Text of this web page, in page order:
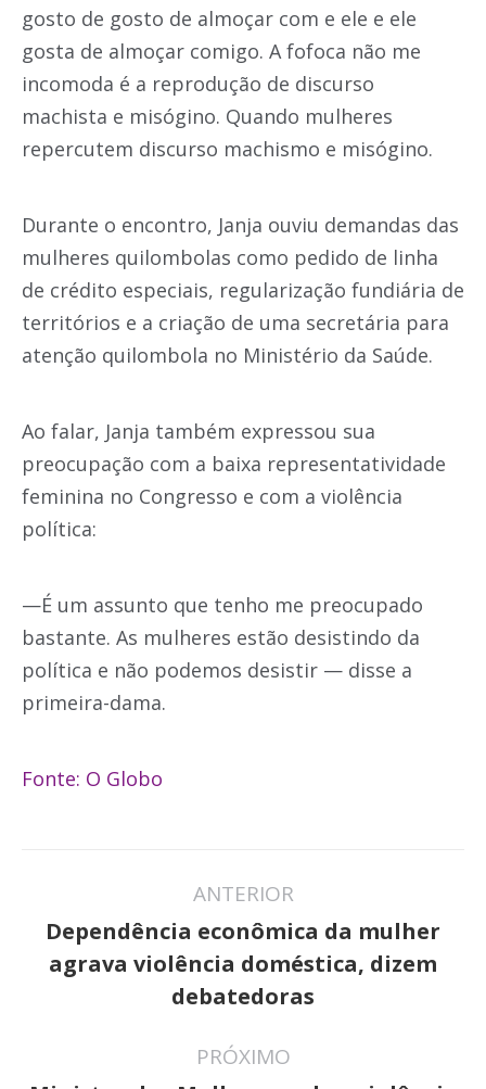
gosto de gosto de almoçar com e ele e ele
gosta de almoçar comigo. A fofoca não me
incomoda é a reprodução de discurso
machista e misógino. Quando mulheres
repercutem discurso machismo e misógino.
Durante o encontro, Janja ouviu demandas das
mulheres quilombolas como pedido de linha
de crédito especiais, regularização fundiária de
territórios e a criação de uma secretária para
atenção quilombola no Ministério da Saúde.
Ao falar, Janja também expressou sua
preocupação com a baixa representatividade
feminina no Congresso e com a violência
política:
—É um assunto que tenho me preocupado
bastante. As mulheres estão desistindo da
política e não podemos desistir — disse a
primeira-dama.
Fonte: O Globo
de
post:
ANTERIOR
Post
anterior:
Dependência econômica da mulher
agrava violência doméstica, dizem
debatedoras
PRÓXIMO